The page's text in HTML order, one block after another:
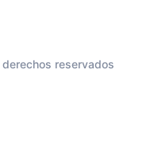
reservados